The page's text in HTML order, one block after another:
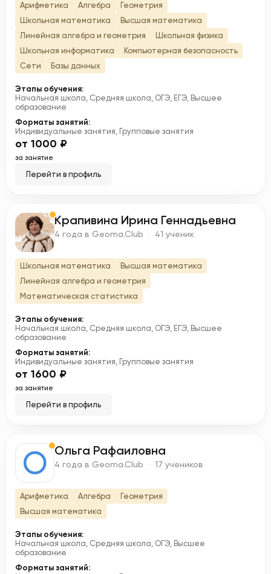
Арифметика Алгебра
Геометрия
Школьная математика
Высшая математика
Линейная алгебра и геометрия
Школьная физика
Школьная информатика
Компьютерная безопасность
Сети
Базы данных
Этапы обучения:
Начальная школа, Средняя школа, ОГЭ, ЕГЭ, Высшее
образование
Форматы занятий:
Индивидуальные занятия, Групповые занятия
от 1000 ₽
за занятие
Перейти в профиль
К Крапивина Ирина Геннадьевна
4 года в Geoma.Club · 41 ученик
Школьная математика
Высшая математика
Линейная алгебра и геометрия
Математическая статистика
Этапы обучения:
Начальная школа, Средняя школа, ОГЭ, ЕГЭ, Высшее
образование
Форматы занятий:
Индивидуальные занятия, Групповые занятия
от 1600 ₽
за занятие
Перейти в профиль
О Ольга Рафаиловна
4 года в Geoma.Club · 17 учеников
Арифметика Алгебра
Геометрия
Высшая математика
Этапы обучения:
Начальная школа, Средняя школа, ОГЭ, Высшее
образование
Форматы занятий: